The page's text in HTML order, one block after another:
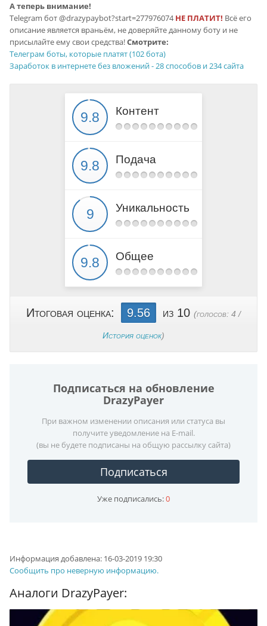
А теперь внимание!
Telegram бот @drazypaybot?start=277976074НЕ ПЛАТИТ! Всё его
описание является враньём, не доверяйте данному боту и не
присылайте ему свои средства!Смотрите:
Телеграм боты, которые платят (102 бота)
Заработок в интернете без вложений - 28 способов и 234 сайта
Контент
Подача
Уникальность
Общее
Итоговая оценка: 9.56 из 10 (голосов: 4 /
История оценок)
Подписаться на обновление
DrazyPayer
При важном изменении описания или статуса вы
получите уведомление на E-mail.
(вы не будете подписаны на общую рассылку сайта)
Подписаться
Уже подписались:0
Информация добавлена: 16-03-2019 19:30
Сообщить про неверную информацию.
Аналоги DrazyPayer: